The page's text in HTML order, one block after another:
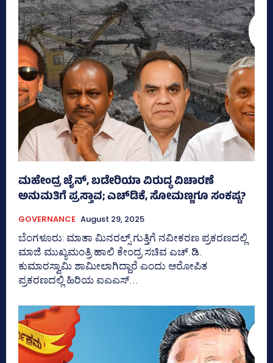
ಮಹೇಂದ್ರ ಜೈನ್‌, ಬಡೇರಿಯಾ ವಿರುದ್ಧ ವಿಚಾರಣೆ
ಅನುಮತಿಗೆ ಪ್ರಸ್ತಾವ; ಎಚ್‌ಡಿಕೆ, ಸೋಮಣ್ಣಗೂ ಸಂಕಷ್ಟ?
GOVERNANCE August 29, 2025
ಬೆಂಗಳೂರು: ಮಾತಾ ಮಿನರಲ್ಸ್‌ ಗುತ್ತಿಗೆ ನವೀಕರಣ ಪ್ರಕರಣದಲ್ಲಿ
ಮಾಜಿ ಮುಖ್ಯಮಂತ್ರಿ ಹಾಲಿ ಕೇಂದ್ರ ಸಚಿವ ಎಚ್.ಡಿ.
ಕುಮಾರಸ್ವಾಮಿ ಶಾಮೀಲಾಗಿದ್ದಾರೆ ಎಂದು ಆರೋಪಿತ
ಪ್ರಕರಣದಲ್ಲಿ ಹಿರಿಯ ಐಎಎಸ್‌...